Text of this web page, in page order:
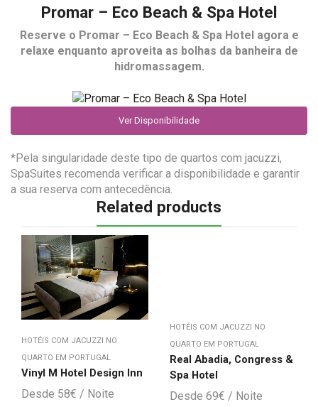
Promar – Eco Beach & Spa Hotel
Reserve o Promar – Eco Beach & Spa Hotel agora e
relaxe enquanto aproveita as bolhas da banheira de
hidromassagem.
Ver Disponibilidade
*Pela singularidade deste tipo de quartos com jacuzzi,
SpaSuites recomenda verificar a disponibilidade e garantir
a sua reserva com antecedência.
Related products
HOTÉIS COM JACUZZI NO
QUARTO EM PORTUGAL
Vinyl M Hotel Design Inn
58€
HOTÉIS COM JACUZZI NO
QUARTO EM PORTUGAL
Real Abadia, Congress &
Spa Hotel
69€